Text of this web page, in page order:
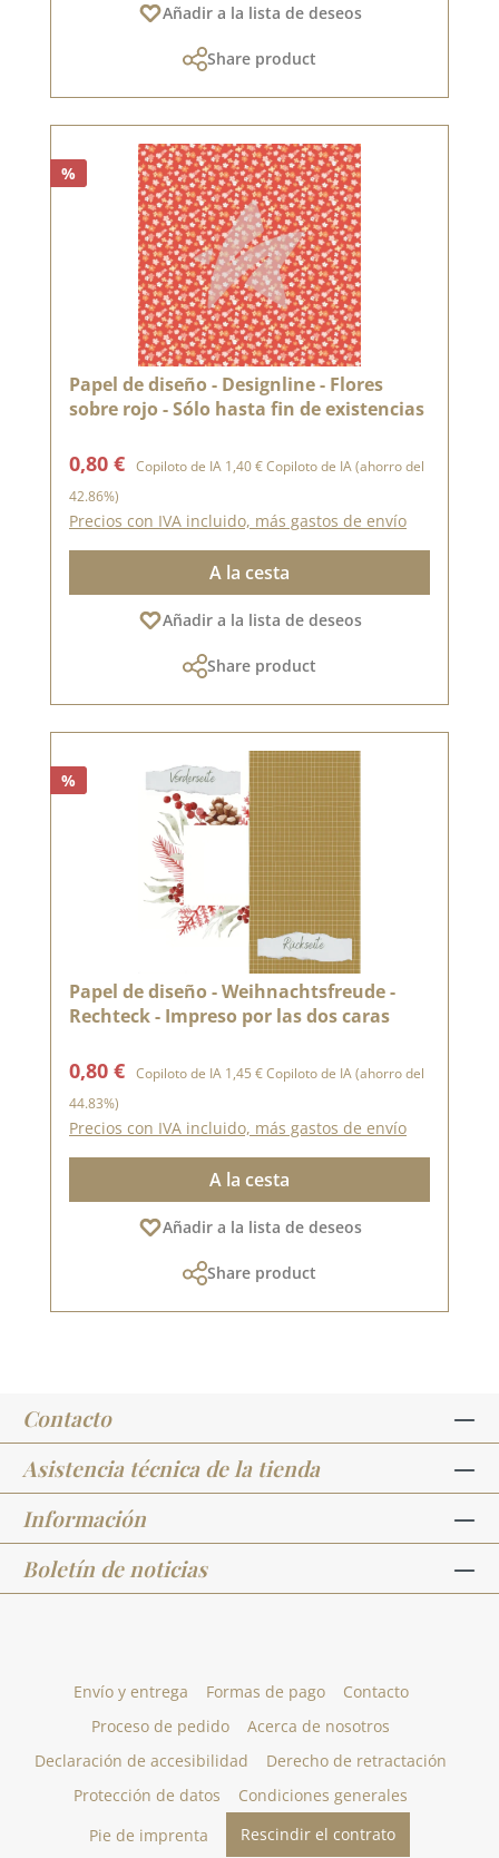
Añadir a la lista de deseos
Share product
%
Papel de diseño - Designline - Flores
sobre rojo - Sólo hasta fin de existencias
Precio de venta:
0,80 € Copiloto de IA Precio normal:
1,40 €Copiloto de IA(ahorro del
42.86%)
Precios con IVA incluido, más gastos de envío
A la cesta
Añadir a la lista de deseos
Share product
%
Papel de diseño - Weihnachtsfreude -
Rechteck - Impreso por las dos caras
Precio de venta:
0,80 € Copiloto de IA Precio normal:
1,45 €Copiloto de IA(ahorro del
44.83%)
Precios con IVA incluido, más gastos de envío
A la cesta
Añadir a la lista de deseos
Share product
Contacto
Asistencia técnica de la tienda
Información
Boletín de noticias
Envío y entrega Formas de pago
Contacto
Proceso de pedido
Acerca de nosotros
Declaración de accesibilidad
Derecho de retractación
Protección de datos
Condiciones generales
Pie de imprenta
Rescindir el contrato